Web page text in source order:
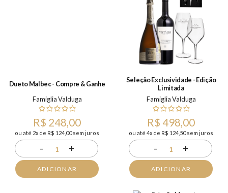
Dueto Malbec - Compre & Ganhe
Famiglia Valduga
R$ 248,00
ou até 2x de R$ 124,00 sem juros
- 1 +
ADICIONAR
Seleção Exclusividade - Edição
Limitada
Famiglia Valduga
R$ 498,00
ou até 4x de R$ 124,50 sem juros
- 1 +
ADICIONAR